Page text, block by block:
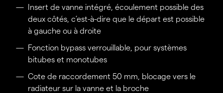
Insert de vanne intégré, écoulement possible des
deux côtés, c’est-à-dire que le départ est possible
à gauche ou à droite
Fonction bypass verrouillable, pour systèmes
bitubes et monotubes
Cote de raccordement 50 mm, blocage vers le
radiateur sur la vanne et la broche